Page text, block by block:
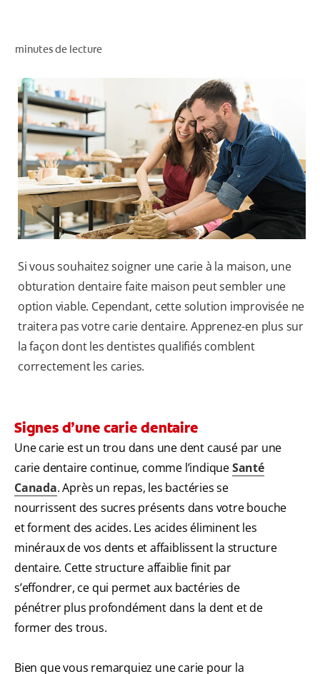
POUR LES PROFESSIONNELS
FR (CA)
minutes de lecture
Si vous souhaitez soigner une carie à la maison, une
obturation dentaire faite maison peut sembler une
option viable. Cependant, cette solution improvisée ne
traitera pas votre carie dentaire. Apprenez-en plus sur
la façon dont les dentistes qualifiés comblent
correctement les caries.
Signes d’une carie dentaire
Une carie est un trou dans une dent causé par une
carie dentaire continue, comme l’indiqueSanté
Canada. Après un repas, les bactéries se
nourrissent des sucres présents dans votre bouche
et forment des acides. Les acides éliminent les
minéraux de vos dents et affaiblissent la structure
dentaire. Cette structure affaiblie finit par
s’effondrer, ce qui permet aux bactéries de
pénétrer plus profondément dans la dent et de
former des trous.
Bien que vous remarquiez une carie pour la